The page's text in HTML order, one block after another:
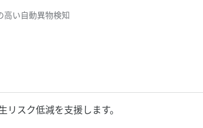
高い自動異物検知
スク低減を支援します。